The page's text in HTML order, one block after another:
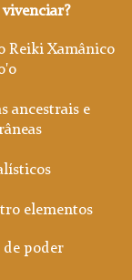
vivenciar?
Reiki Xamânico
ancestrais e
elementos
poder